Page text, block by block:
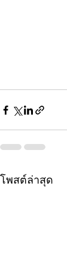
โพสต์ล่าสุด